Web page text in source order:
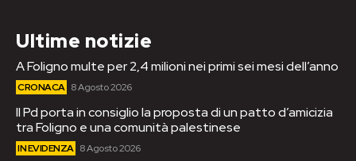
Ultime notizie
A Foligno multe per 2,4 milioni nei primi sei mesi dell’anno
CRONACA 8 Agosto 2026
Il Pd porta in consiglio la proposta di un patto d’amicizia
tra Foligno e una comunità palestinese
IN EVIDENZA 8 Agosto 2026